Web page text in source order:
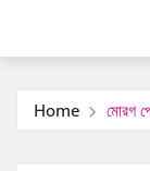
Home মোরগ